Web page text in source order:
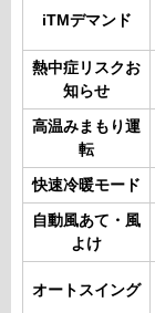
iTMデマンド
熱中症リスクお
知らせ
高温みまもり運
転
快速冷暖モード
自動風あて・風
よけ
オートスイング